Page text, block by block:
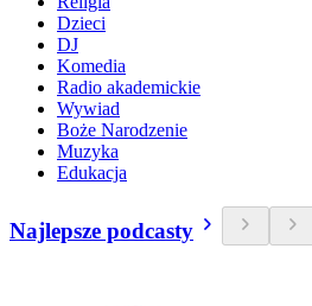
Dzieci
DJ
Komedia
Radio akademickie
Wywiad
Boże Narodzenie
Muzyka
Edukacja
Najlepsze podcasty